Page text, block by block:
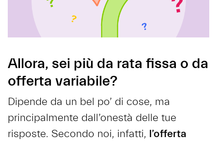
Allora, sei più da rata fissa o da
offerta variabile?
Dipende da un bel po’ di cose, ma
principalmente dall’onestà delle tue
risposte. Secondo noi, infatti, l’offerta